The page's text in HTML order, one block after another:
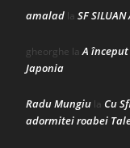
amalad la SF
gheorghe laA
Japonia
Radu Mungiu la Cu
adormitei roabei